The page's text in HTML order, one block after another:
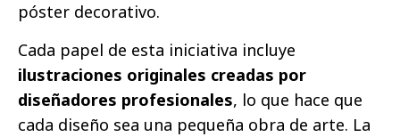
póster decorativo.
Cada papel de esta iniciativa incluye
ilustraciones originales creadas por
diseñadores profesionales, lo que hace que
cada diseño sea una pequeña obra de arte. La